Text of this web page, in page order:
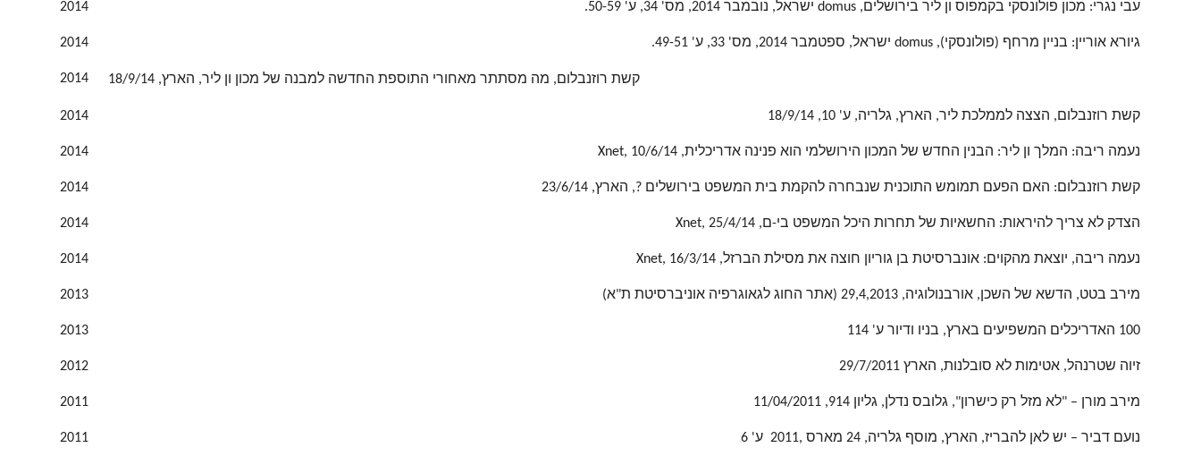
עבי נגרי: מכון פולונסקי בקמפוס ון ליר בירושלים, domus ישראל, נובמבר 2014, מס' 34, ע' 50-59. 2014
גיורא אוריין: בניין מרחף (פולונסקי), domus ישראל, ספטמבר 2014, מס' 33, ע' 49-51. 2014
קשת רוזנבלום, מה מסתתר מאחורי התוספת החדשה למבנה של מכון ון ליר, הארץ, 18/9/14 2014
קשת רוזנבלום, הצצה לממלכת ליר, הארץ, גלריה, ע' 10, 18/9/14 2014
נעמה ריבה: המלך ון ליר: הבנין החדש של המכון הירושלמי הוא פנינה אדריכלית, Xnet, 10/6/14 2014
קשת רוזנבלום: האם הפעם תמומש התוכנית שנבחרה להקמת בית המשפט בירושלים ?, הארץ, 23/6/14 2014
הצדק לא צריך להיראות: החשאיות של תחרות היכל המשפט בי-ם, Xnet, 25/4/14 2014
נעמה ריבה, יוצאת מהקוים: אונברסיטת בן גוריון חוצה את מסילת הברזל, Xnet, 16/3/14 2014
מירב בטט, הדשא של השכן, אורבנולוגיה, 29,4,2013 (אתר החוג לגאוגרפיה אוניברסיטת ת"א) 2013
100 האדריכלים המשפיעים בארץ, בניו ודיור ע' 114 2013
זיוה שטרנהל, אטימות לא סובלנות, הארץ 29/7/2011 2012
מירב מורן – "לא מזל רק כישרון", גלובס נדלן, גליון 914, 11/04/2011 2011
נועם דביר – יש לאן להבריז, הארץ, מוסף גלריה, 24 מארס ,2011 ע' 6 2011